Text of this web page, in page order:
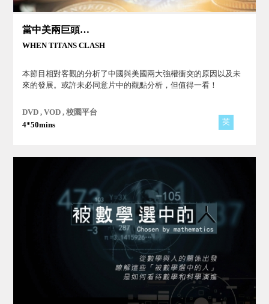
當中美兩巨頭衝突時
WHEN TITANS CLASH
本節目相對客觀的分析了中國與美國兩大強權衝突的原因以及未
來的發展。或許未必同意片中的觀點分析，但值得一看！
DVD , VOD , 校園平台
4*50mins
英